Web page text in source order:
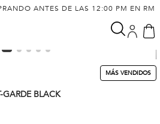
ANTES DE LAS 12:00 PM EN RM
MÁS VENDIDOS
GARDE BLACK